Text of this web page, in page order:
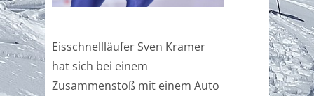
Eisschnellläufer Sven Kramer
hat sich bei einem
Zusammenstoß mit einem Auto